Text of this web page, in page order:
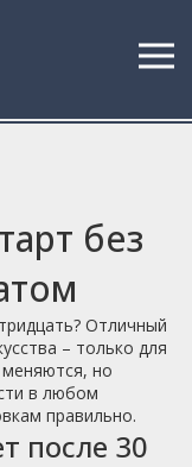
без
Отличный
– только для
но
в любом
правильно.
после 30